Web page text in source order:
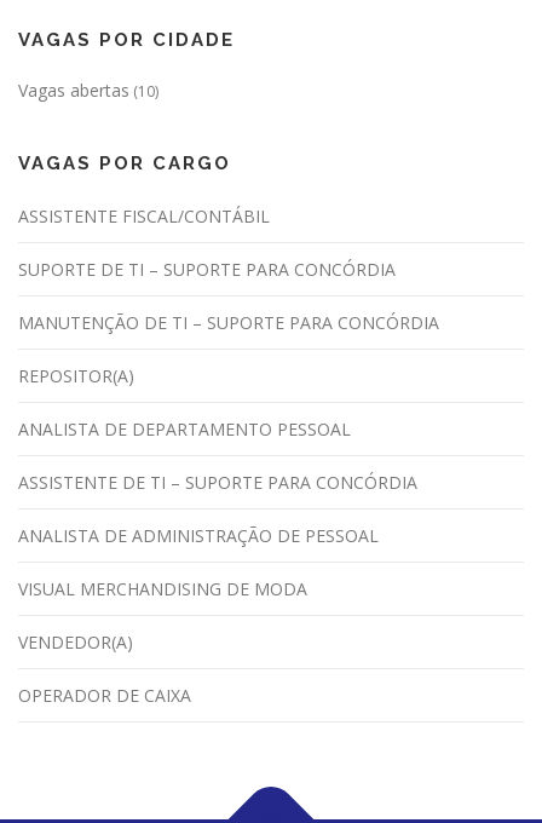
VAGAS POR CIDADE
Vagas abertas (10)
VAGAS POR CARGO
ASSISTENTE FISCAL/CONTÁBIL
SUPORTE DE TI – SUPORTE PARA CONCÓRDIA
MANUTENÇÃO DE TI – SUPORTE PARA CONCÓRDIA
REPOSITOR(A)
ANALISTA DE DEPARTAMENTO PESSOAL
ASSISTENTE DE TI – SUPORTE PARA CONCÓRDIA
ANALISTA DE ADMINISTRAÇÃO DE PESSOAL
VISUAL MERCHANDISING DE MODA
VENDEDOR(A)
OPERADOR DE CAIXA